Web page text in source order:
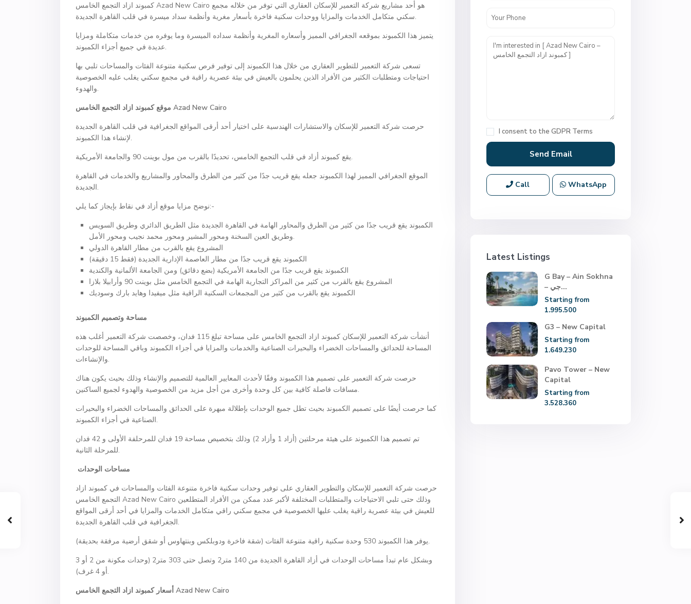
كمبوند ازاد التجمع الخامس Azad New Cairo هو أحد مشاريع شركة التعمير للإسكان العقاري التي توفر من خلاله مجمع
سكني متكامل الخدمات والمزايا ووحدات سكنية فاخرة بأسعار مغرية وأنظمة سداد ميسرة في قلب القاهرة الجديدة.
يتميز هذا الكمبوند بموقعه الجغرافي المميز وأسعاره المغرية وأنظمة سداده الميسرة وما يوفره من خدمات متكاملة ومزايا
عديدة في جميع أجزاء الكمبوند.
تسعى شركة التعمير للتطوير العقاري من خلال هذا الكمبوند إلى توفير فرص سكنية متنوعة الفئات والمساحات تلبي بها
احتياجات ومتطلبات الكثير من الأفراد الذين يحلمون بالعيش في بيئة عصرية راقية في مجمع سكني يغلب عليه الخصوصية
والهدوء.
Azad New Cairo
حرصت شركة التعمير للإسكان والاستشارات الهندسية على اختيار أحد أرقى المواقع الجغرافية في قلب القاهرة الجديدة
لإنشاء هذا الكمبوند.
يقع كمبوند أزاد في قلب التجمع الخامس، تحديدًا بالقرب من مول بوينت 90 والجامعة الأمريكية.
الموقع الجغرافي المميز لهذا الكمبوند جعله يقع قريب جدًا من كثير من الطرق والمحاور والمشاريع والخدمات في القاهرة
الجديدة.
نوضح مزايا موقع أزاد في نقاط بإيجاز كما يلي:-
الكمبوند يقع قريب جدًا من كثير من الطرق والمحاور الهامة في القاهرة الجديدة مثل الطريق الدائري وطريق السويس
وطريق العين السخنة ومحور المشير ومحور محمد نجيب ومحور الأمل.
المشروع يقع بالقرب من مطار القاهرة الدولي
الكمبوند يقع قريب جدًا من مطار العاصمة الإدارية الجديدة (فقط 15 دقيقة)
الكمبوند يقع قريب جدًا من الجامعة الأمريكية (بضع دقائق) ومن الجامعة الألمانية والكندية
المشروع يقع بالقرب من كثير من المراكز التجارية الهامة في التجمع الخامس مثل بوينت 90 وأرابيلا بلازا
الكمبوند يقع بالقرب من كثير من المجمعات السكنية الراقية مثل ميفيدا وهايد بارك وسوديك
مساحة وتصميم الكمبوند
أنشأت شركة التعمير للإسكان كمبوند ازاد التجمع الخامس على مساحة تبلغ 115 فدان، وخصصت شركة التعمير أغلب هذه
المساحة للحدائق والمساحات الخضراء والبحيرات الصناعية والخدمات والمزايا في أجزاء الكمبوند وباقي المساحة للوحدات
والإنشاءات.
حرصت شركة التعمير على تصميم هذا الكمبوند وفقًا لأحدث المعايير العالمية للتصميم والإنشاء وذلك بحيث يكون هناك
مسافات فاصلة كافية بين كل وحدة وأخرى من أجل مزيد من الخصوصية والهدوء لجميع الساكنين.
كما حرصت أيضًا على تصميم الكمبوند بحيث تطل جميع الوحدات بإطلالة مبهرة على الحدائق والمساحات الخضراء والبحيرات
الصناعية في أجزاء الكمبوند.
تم تصميم هذا الكمبوند على هيئة مرحلتين (أزاد 1 وأزاد 2) وذلك بتخصيص مساحة 19 فدان للمرحلفة الأولى و 42 فدان
للمرحلة الثانية.
مساحات الوحدات
حرصت شركة التعمير للإسكان والتطوير العقاري على توفير وحدات سكنية فاخرة متنوعة الفئات والمساحات في كمبوند ازاد
التجمع الخامس Azad New Cairo وذلك حتى تلبي الاحتياجات والمتطلبات المختلفة لأكبر عدد ممكن من الأفراد المتطلعين
للعيش في بيئة عصرية راقية يغلب عليها الخصوصية في مجمع سكني راقي متكامل الخدمات والمزايا في أحد أرقى المواقع
الجغرافية في قلب القاهرة الجديدة.
يوفر هذا الكمبوند 530 وحدة سكنية راقية متنوعة الفئات (شقة فاخرة ودوبلكس وبنتهاوس أو شقق أرضية مرفقة بحديقة).
وبشكل عام تبدأ مساحات الوحدات في أزاد القاهرة الجديدة من 140 متر2 وتصل حتى 303 متر2 (وحدات مكونة من 2 أو 3
أو 4 غرف).
Azad New Cairo
I consent to the GDPR Terms
Call WhatsApp
Latest Listings
G Bay – Ain Sokhna
– جي...
Starting from
1.995.500
G3 – New Capital
Starting from
1.649.230
Pavo Tower – New
Capital
Starting from
3.528.360